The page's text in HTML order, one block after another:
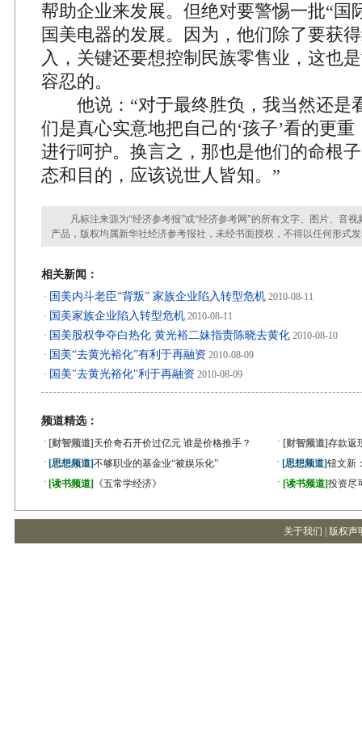
帮助企业来发展。但绝对要警惕一批“国
国美电器的发展。因为，他们除了要获
入，关键还要想控制民族零售业，这也
容忍的。
他说：“对于最终胜负，我当然还是
们是真心实意地把自己的‘孩子’看的更
进行呵护。换言之，那也是他们的命根
态和目的，应该说世人皆知。”
凡标注来源为“经济参考报”或“经济参考网”的所有文字、图片、音视
产品，版权均属新华社经济参考报社，未经书面授权，不得以任何形式
相关新闻：
· 国美内斗老臣“背叛” 家族企业陷入转型危机 2010-08-11
· 国美家族企业陷入转型危机 2010-08-11
· 国美股权争夺白热化 黄光裕二妹指责陈晓去黄化 2010-08-10
· 国美“去黄光裕化”有利于再融资 2010-08-09
· 国美"去黄光裕化"利于再融资 2010-08-09
频道精选：
· [财智频道] 天价奇石开价过亿元 谁是价格推手？ · [财智频道]存款返
· [思想频道]不够职业的基金业“被娱乐化” · [思想频道]钮文新
· [读书频道] 《五常学经济》 · [读书频道]投资尽